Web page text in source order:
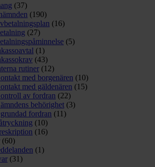
(37)
(190)
(16)
(27)
(5)
(1)
(43)
rutiner (12)
med borgenären (10)
med gäldenären (15)
av fordran (22)
behörighet (3)
fordran (11)
(10)
(16)
(60)
(1)
(31)